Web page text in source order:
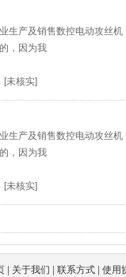
生产及销售数控电动攻丝
，因为我
[未核实]
生产及销售数控电动攻丝
，因为我
[未核实]
关于我们 |联系方式 |使用